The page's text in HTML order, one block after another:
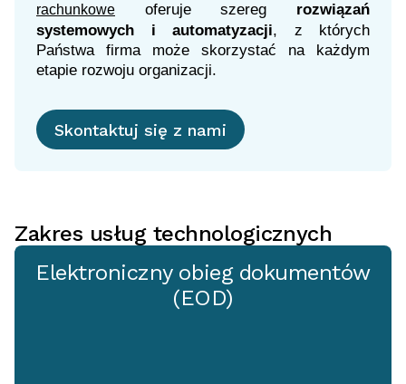
rachunkowe oferuje szereg rozwiązań
systemowych i automatyzacji, z których
Państwa firma może skorzystać na każdym
etapie rozwoju organizacji.
Skontaktuj się z nami
Zakres usług technologicznych
Elektroniczny obieg dokumentów
(EOD)